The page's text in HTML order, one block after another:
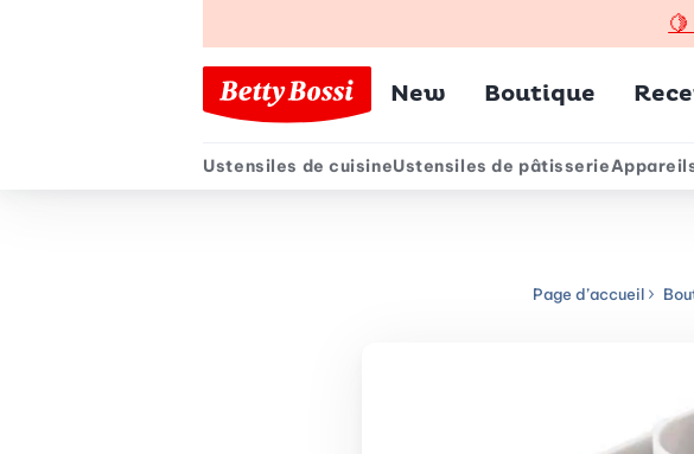
🍋
Menu principal
New Boutique
Menu secondaire
Ustensiles de cuisineUstensiles de pâtisserie
Page d’accueil